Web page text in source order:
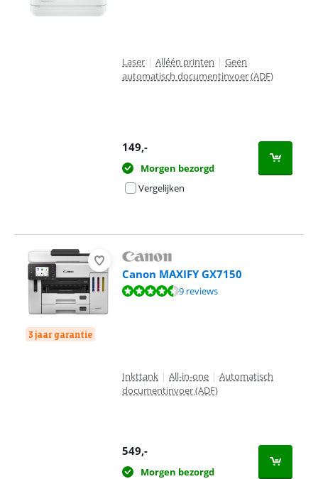
Laser | Alléén printen | Geen
automatisch documentinvoer (ADF)
149,-
Morgen bezorgd
Vergelijken
3 jaar garantie
Canon MAXIFY GX7150
Beoordeling is 8,8 van de 10, gebaseerd op 9 reviews.
9 reviews
Inkttank | All-in-one | Automatisch
documentinvoer (ADF)
549,-
Morgen bezorgd